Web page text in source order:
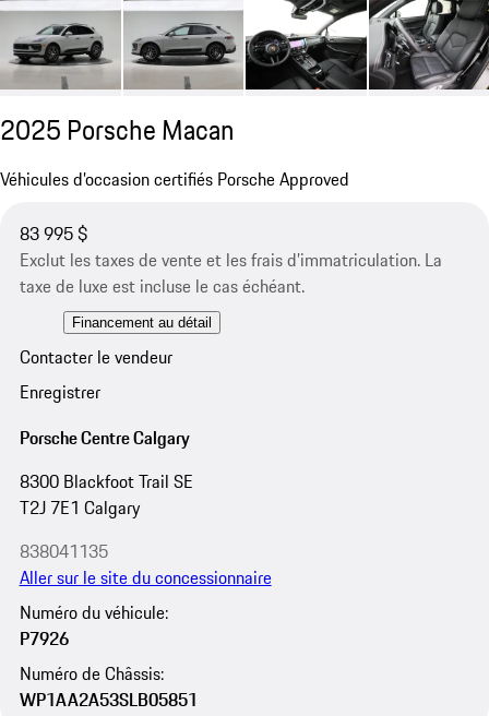
2025 Porsche Macan
Véhicules d’occasion certifiés Porsche Approved
83 995 $
Exclut les taxes de vente et les frais d’immatriculation. La
taxe de luxe est incluse le cas échéant.
Financement au détail
Contacter le vendeur
Enregistrer
Porsche Centre Calgary
8300 Blackfoot Trail SE
T2J 7E1 Calgary
838041135
Aller sur le site du concessionnaire
Numéro du véhicule:
P7926
Numéro de Châssis:
WP1AA2A53SLB05851